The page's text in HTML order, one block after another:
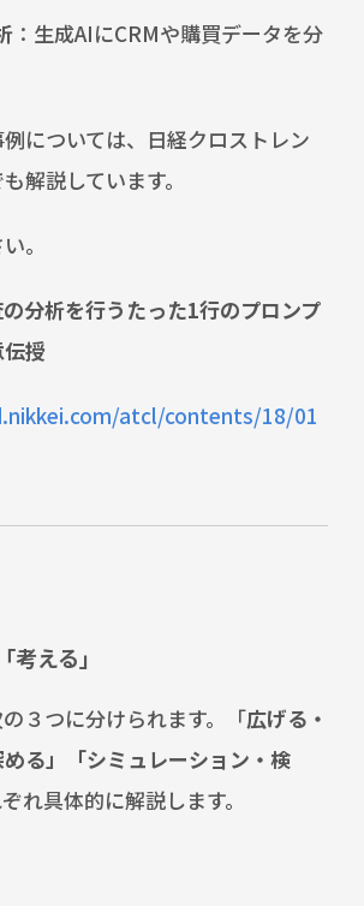
：生成AIにCRMや購買データを分
例については、日経クロストレン
解説しています。
。
分析を行うたった1行のプロンプ
授
atcl/contents/18/01
える」
の３つに分けられます。「広げる・
る」「シミュレーション・検
れ具体的に解説します。